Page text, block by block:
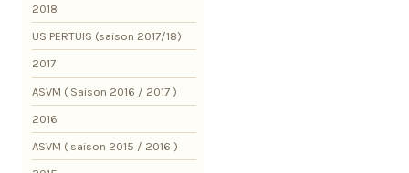
2018
US PERTUIS (saison 2017/18)
2017
ASVM ( Saison 2016 / 2017 )
2016
ASVM ( saison 2015 / 2016 )